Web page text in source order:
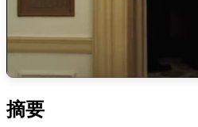
摘要